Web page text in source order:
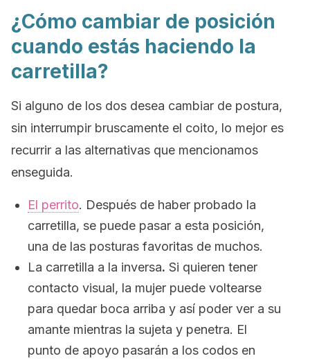
¿Cómo cambiar de posición
cuando estás haciendo la
carretilla?
Si alguno de los dos desea cambiar de postura,
sin interrumpir bruscamente el coito, lo mejor es
recurrir a las alternativas que mencionamos
enseguida.
El perrito. Después de haber probado la
carretilla, se puede pasar a esta posición,
una de las posturas favoritas de muchos.
La carretilla a la inversa. Si quieren tener
contacto visual, la mujer puede voltearse
para quedar boca arriba y así poder ver a su
amante mientras la sujeta y penetra. El
punto de apoyo pasarán a los codos en